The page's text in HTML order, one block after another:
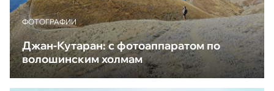
ФОТОГРАФИИ
Джан-Кутаран: с фотоаппаратом по
волошинским холмам